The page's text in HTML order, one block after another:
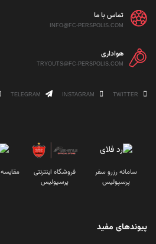
تماس با ما
INFO@FC-PERSPOLIS.COM
هواداری
TRYOUTS@FC-PERSPOLIS.COM
سامانه رزرو سفر
پرسپولیس
فروشگاه اینترنتی
پرسپولیس
مقایسه
پیوندهای مفید